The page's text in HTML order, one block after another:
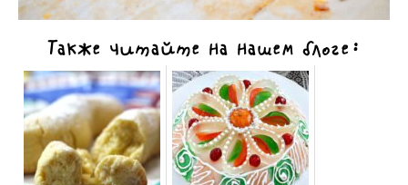
Также читайте на нашем блоге: